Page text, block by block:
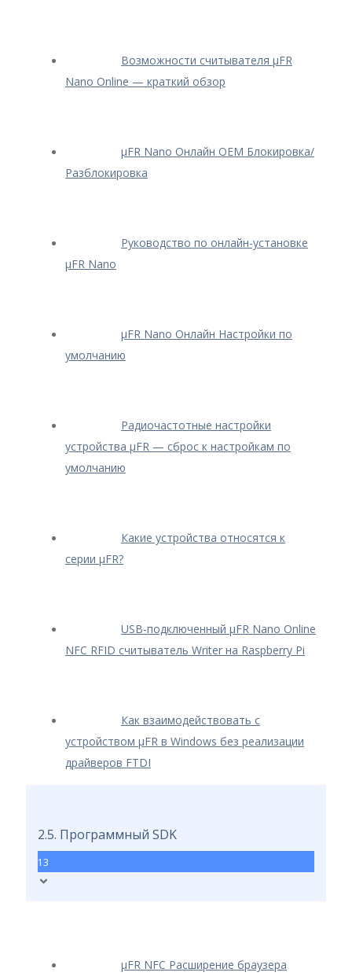
Возможности считывателя μFR
Nano Online — краткий обзор
μFR Nano Онлайн OEM Блокировка/
Разблокировка
Руководство по онлайн-установке
μFR Nano
μFR Nano Онлайн Настройки по
умолчанию
Радиочастотные настройки
устройства μFR — сброс к настройкам по
умолчанию
Какие устройства относятся к
серии μFR?
USB-подключенный μFR Nano Online
NFC RFID считыватель Writer на Raspberry Pi
Как взаимодействовать с
устройством μFR в Windows без реализации
драйверов FTDI
2.5. Программный SDK
13
μFR NFC Расширение браузера